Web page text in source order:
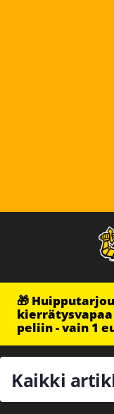
🎁
peliin - vain 1
Kaikki